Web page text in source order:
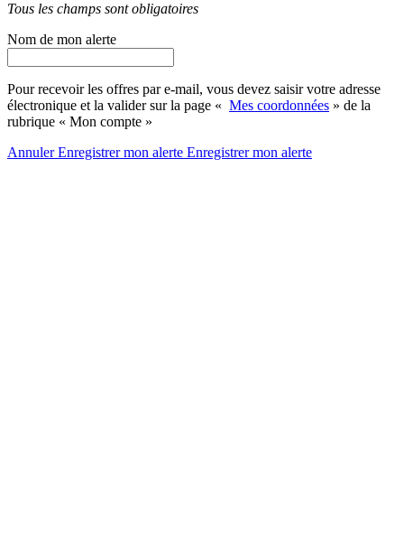
Tous les champs sont obligatoires
Nom de mon alerte
Pour recevoir les offres par e-mail, vous devez saisir votre adresse
électronique et la valider sur la page « Mes coordonnées » de la
rubrique « Mon compte »
AnnulerEnregistrer mon alerte Enregistrermon alerte